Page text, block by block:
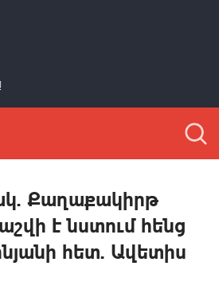
Քաղաքակիրթ
է նստում հենց
հետ. Ավետիս